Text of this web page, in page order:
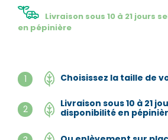
Livraison sous 10 à 21 jours
en pépinière
1 Choisissez la taille de
2
Livraison sous 10 à 21
disponibilité en